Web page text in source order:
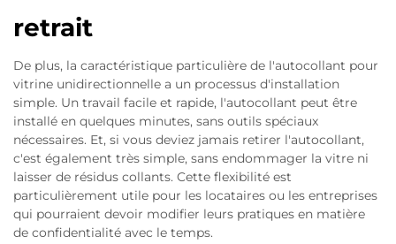
retrait
De plus, la caractéristique particulière de l'autocollant pour
vitrine unidirectionnelle a un processus d'installation
simple. Un travail facile et rapide, l'autocollant peut être
installé en quelques minutes, sans outils spéciaux
nécessaires. Et, si vous deviez jamais retirer l'autocollant,
c'est également très simple, sans endommager la vitre ni
laisser de résidus collants. Cette flexibilité est
particulièrement utile pour les locataires ou les entreprises
qui pourraient devoir modifier leurs pratiques en matière
de confidentialité avec le temps.